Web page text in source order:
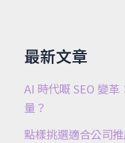
最新文章
AI 時代嘅 SEO 變
量？
點樣挑選適合公司